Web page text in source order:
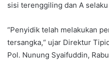
sisi terenggiling dan A
“Penyidik telah melakukan
tersangka,“ ujar Direktur
Pol. Nunung Syaifuddin,